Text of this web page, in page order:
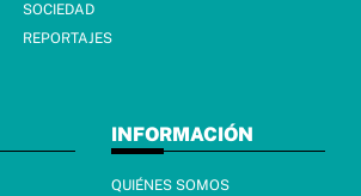
SOCIEDAD
REPORTAJES
INFORMACIÓN
QUIÉNES SOMOS